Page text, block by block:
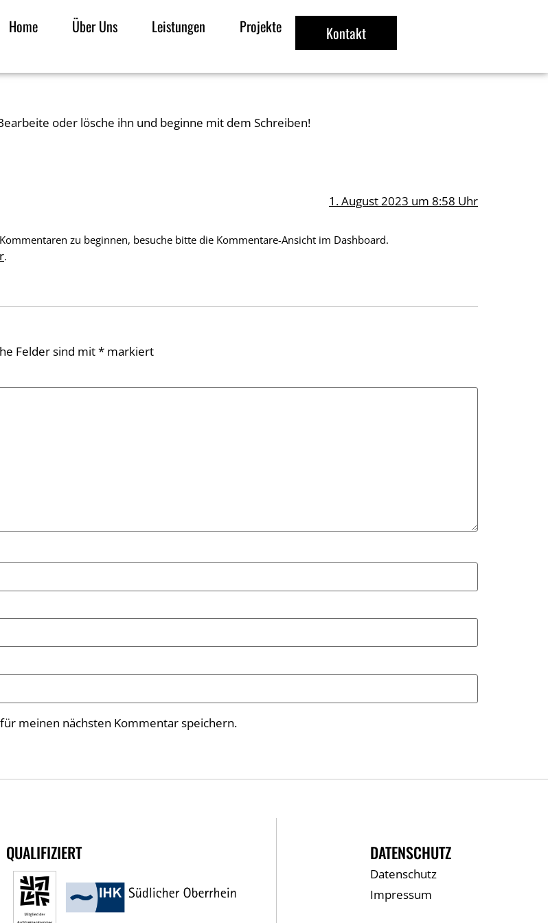
Home Über Uns Leistungen Projekte Kontakt
oder lösche ihn und beginne mit dem Schreiben!
1. August 2023 um 8:58 Uhr
zu beginnen, besuche bitte die Kommentare-Ansicht im Dashboard.
.
Felder sind mit* markiert
meinen nächsten Kommentar speichern.
QUALIFIZIERT DATENSCHUTZ
Datenschutz
Impressum